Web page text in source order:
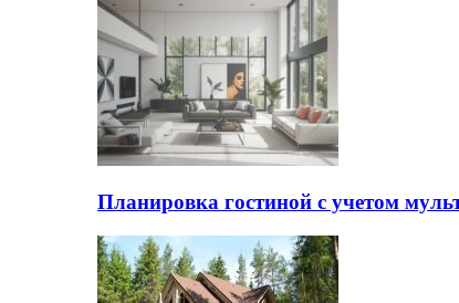
Планировка гостиной с учетом